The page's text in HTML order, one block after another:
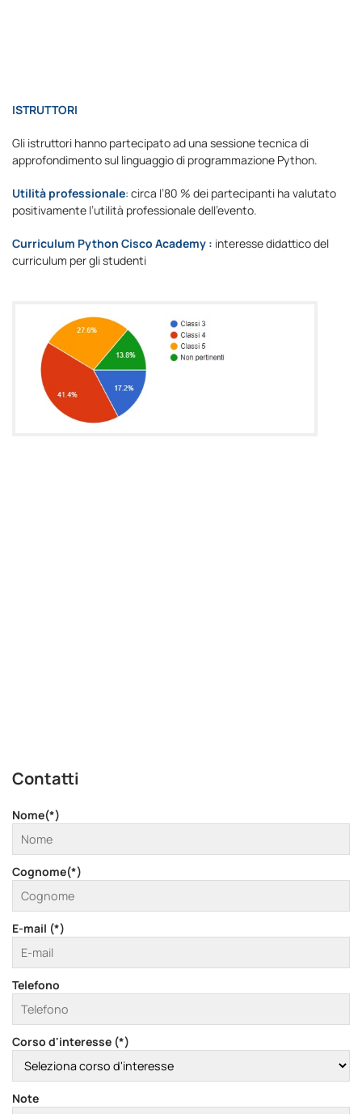
ISTRUTTORI
Gli istruttori hanno partecipato ad una sessione tecnica di
approfondimento sul linguaggio di programmazione Python.
Utilità professionale: circa l’80 % dei partecipanti ha valutato
positivamente l’utilità professionale dell’evento.
Curriculum Python Cisco Academy : interesse didattico del
curriculum per gli studenti
Contatti
Nome(*)
Cognome(*)
E-mail (*)
Telefono
Corso d'interesse (*)
Note